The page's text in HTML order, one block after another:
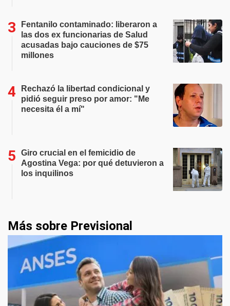
Fentanilo contaminado: liberaron a
las dos ex funcionarias de Salud
acusadas bajo cauciones de $75
millones
Rechazó la libertad condicional y
pidió seguir preso por amor: "Me
necesita él a mí"
Giro crucial en el femicidio de
Agostina Vega: por qué detuvieron a
los inquilinos
Más sobre Previsional